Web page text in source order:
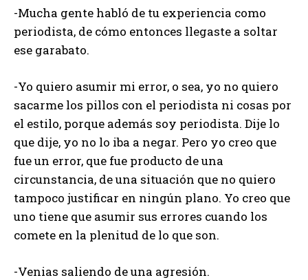
-Mucha gente habló de tu experiencia como
periodista, de cómo entonces llegaste a soltar
ese garabato.
-Yo quiero asumir mi error, o sea, yo no quiero
sacarme los pillos con el periodista ni cosas por
el estilo, porque además soy periodista. Dije lo
que dije, yo no lo iba a negar. Pero yo creo que
fue un error, que fue producto de una
circunstancia, de una situación que no quiero
tampoco justificar en ningún plano. Yo creo que
uno tiene que asumir sus errores cuando los
comete en la plenitud de lo que son.
-Venias saliendo de una agresión.